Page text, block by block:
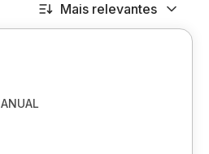
Mais relevantes